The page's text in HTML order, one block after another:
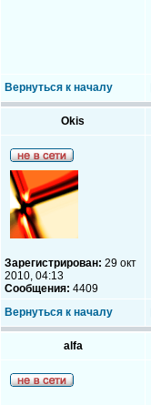
Вернуться к началу
Okis
Зарегистрирован: 29 окт
2010, 04:13
Сообщения: 4409
Вернуться к началу
alfa